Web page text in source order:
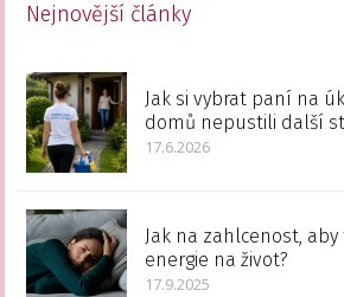
Nejnovější články
Jak si vybrat paní na
domů nepustili další
17.6.2026
Jak na zahlcenost,
energie na život?
17.9.2025